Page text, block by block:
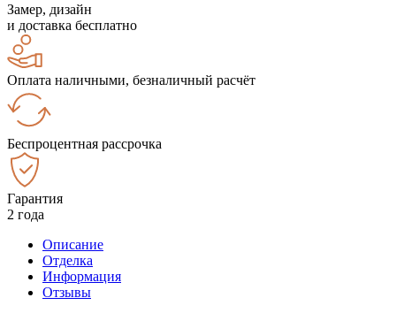
Замер, дизайн
и доставка бесплатно
Оплата наличными, безналичный расчёт
Беспроцентная рассрочка
Гарантия
2 года
Описание
Отделка
Информация
Отзывы